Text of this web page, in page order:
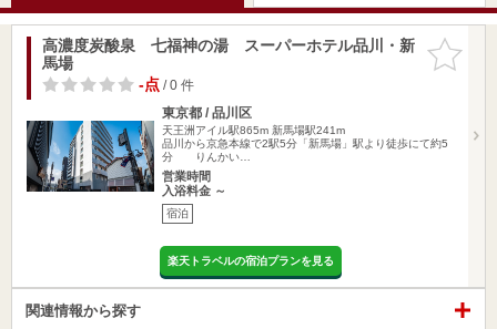
お気に入
りに追加
高濃度炭酸泉 七福神の湯 スーパーホテル品川・新
馬場
-点/ 0 件
東京都 / 品川区
天王洲アイル駅865m 新馬場駅241m
品川から京急本線で2駅5分「新馬場」駅より徒歩にて約5
分 りんかい…
営業時間
入浴料金 ～
宿泊
楽天トラベルの宿泊プランを見る
関連情報から探す